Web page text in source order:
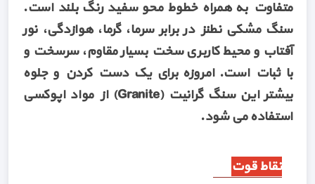
متفاوت به همراه خطوط محو سفید رنگ بلند است.
سنگ مشکی نطنز در برابر سرما، گرما، هوازدگی، نور
آفتاب و محیط کاربری سخت بسیار مقاوم، سرسخت و
با ثبات است. امروزه برای یک دست کردن و جلوه
بیشتر این سنگ گرانیت (Granite) از مواد اپوکسی
استفاده می شود.
نقاط قوت